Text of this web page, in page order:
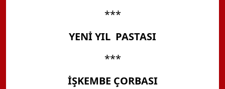
***
YENİ YIL PASTASI
***
İŞKEMBE ÇORBASI